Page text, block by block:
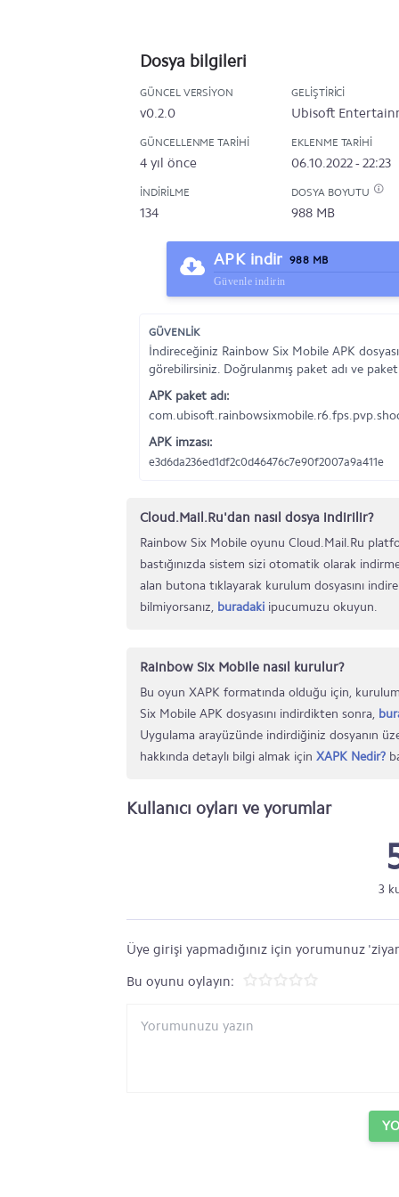
Dosya bilgileri
GÜNCEL VERSIYON
v0.2.0
GELIŞTIRICI
Ubisoft
GÜNCELLENME TARIHI
4 yıl önce
EKLENME TARIHI
06.10.2022 - 22:23
İNDIRILME
134
DOSYA BOYUTU
988 MB
APK indir 988 MB
Güvenle indirin
GÜVENLİK
İndireceğiniz Rainbow Six Mobile APK
görebilirsiniz. Doğrulanmış paket adı ve
APK paket adı:
APK imzası:
e3d6da236ed1df2c0d46476c7e90f2007a9a411e
Cloud.Mail.Ru'dan nasıl dosya indirilir?
Rainbow Six Mobile oyunu Cloud.Mail.Ru
bastığınızda sistem sizi otomatik olarak
alan butona tıklayarak kurulum dosyasını
bilmiyorsanız, buradaki ipucumuzu okuyun.
Rainbow Six Mobile nasıl kurulur?
Bu oyun XAPK formatında olduğu için,
Six Mobile APK dosyasını indirdikten sonra,
Uygulama arayüzünde indirdiğiniz dosyanın
hakkında detaylı bilgi almak için XAPK Nedir?
Kullanıcı oyları ve yorumlar
3
Üye girişi yapmadığınız için yorumunuz
Bu oyunu oylayın: